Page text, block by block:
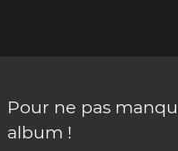
Pour ne pas
album !